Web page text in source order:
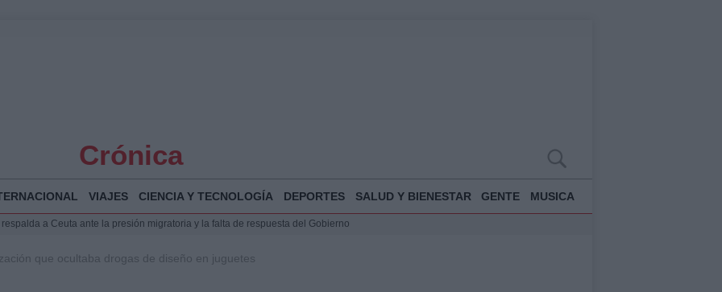
Crónica
VIAJES CIENCIA Y TECNOLOGÍA DEPORTES SALUD Y BIENESTAR GENTE MUSICA
a Ceuta ante la presión migratoria y la falta de respuesta del Gobierno
del Gobierno ante la crisis migratoria en Ceuta
que ocultaba drogas de diseño en juguetes